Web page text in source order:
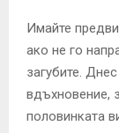
Имайте
ако не го
загубите.
вдъхновение,
половинката